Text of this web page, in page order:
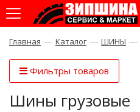
Главная — Каталог — ШИНЫ —
Фильтры товаров
Шины грузовые